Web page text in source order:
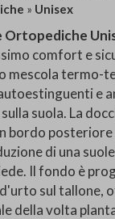
» Unisex
Ortopediche
comfort e
mescola termo-
e
suola. La
bordo
di una
Il fondo è
sul tallone,
della volta